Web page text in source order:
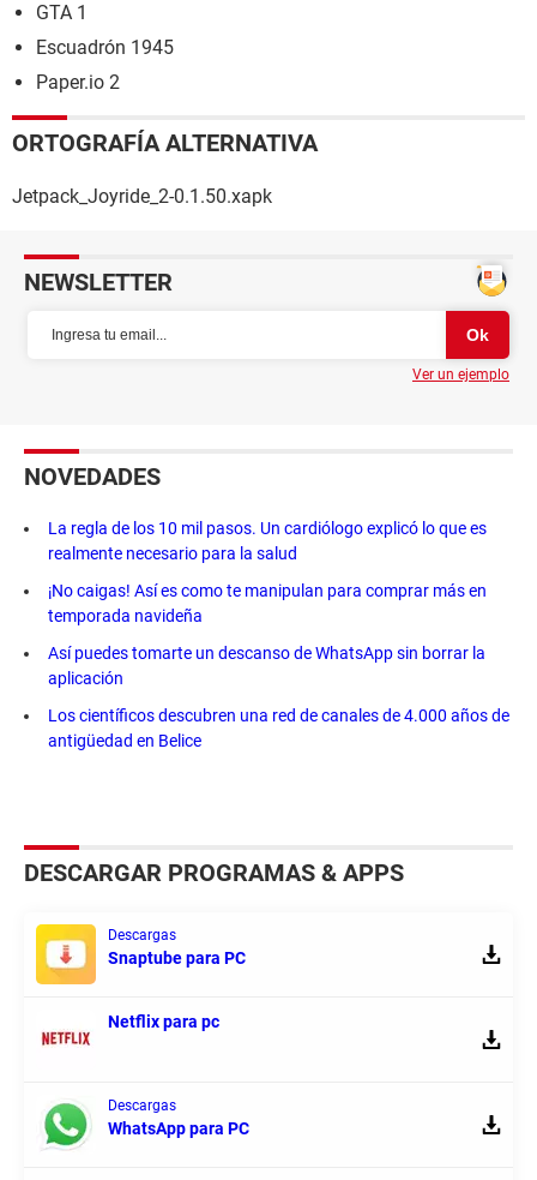
GTA 1
Escuadrón 1945
Paper.io 2
ORTOGRAFÍA ALTERNATIVA
Jetpack_Joyride_2-0.1.50.xapk
NEWSLETTER
Ver un ejemplo
NOVEDADES
La regla de los 10 mil pasos. Un cardiólogo explicó lo que es
realmente necesario para la salud
¡No caigas! Así es como te manipulan para comprar más en
temporada navideña
Así puedes tomarte un descanso de WhatsApp sin borrar la
aplicación
Los científicos descubren una red de canales de 4.000 años de
antigüedad en Belice
DESCARGAR PROGRAMAS & APPS
Descargas
Snaptube para PC
Netflix para pc
Descargas
WhatsApp para PC